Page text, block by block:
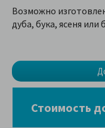
Возможно
дуба, бука, ясеня или
Стоимость